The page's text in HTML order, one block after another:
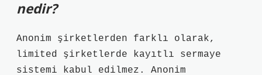
nedir?
Anonim şirketlerden farklı olarak,
limited şirketlerde kayıtlı sermaye
sistemi kabul edilmez. Anonim